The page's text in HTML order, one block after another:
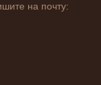
на почту: